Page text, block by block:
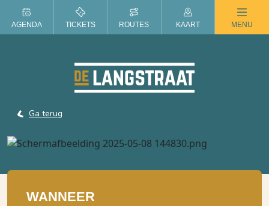
ZOMER IN DE LANGSTRAAT
Ga terug
WANNEER
AGENDA TICKETS ROUTES KAART MENU